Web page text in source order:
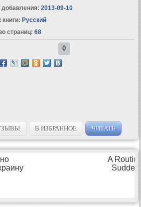
добавления: 2013-09-10
Русский
страниц: 68
0
В ИЗБРАННОЕ ЧИТАТЬ